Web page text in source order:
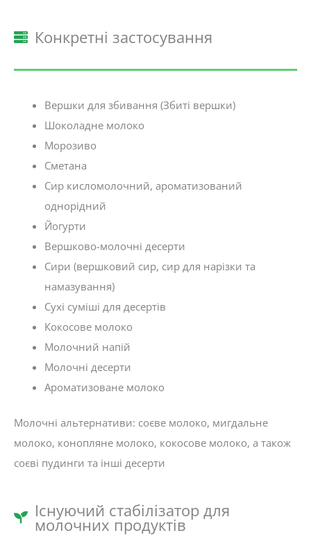
Конкретні застосування
Вершки для збивання (Збиті вершки)
Шоколадне молоко
Морозиво
Сметана
Сир кисломолочний, ароматизований
однорідний
Йогурти
Вершково-молочні десерти
Сири (вершковий сир, сир для нарізки та
намазування)
Сухі суміші для десертів
Кокосове молоко
Молочний напій
Молочні десерти
Ароматизоване молоко
Молочні альтернативи: соєве молоко, мигдальне
молоко, конопляне молоко, кокосове молоко, а також
соєві пудинги та інші десерти
Існуючий стабілізатор для
молочних продуктів